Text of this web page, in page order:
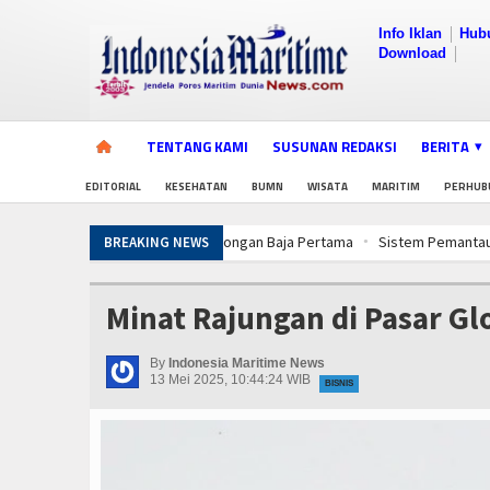
Info Iklan
Download
TENTANG KAMI SUSUNAN REDAKSI BERITA
EDITORIAL KESEHATAN BUMN WISATA MARITIM
BREAKING NEWS Sistem Pemantauan & Ketertelusuran
Rudal Kapal Perang TNI, Drone
Latihan Operasi TNI Terintegrasi 2026,
PWI dan AFPI Perkuat Literasi Pindar,
Minat Rajungan di Pasar
By Indonesia Maritime News
13 Mei 2025, 10:44:24 WIB
BISNIS